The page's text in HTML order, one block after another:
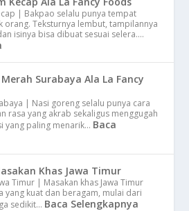
| Bakpao selalu punya tempat
orang. Teksturnya lembut, tampilannya
isinya bisa dibuat sesuai selera.…
Surabaya Ala La Fancy
| Nasi goreng selalu punya cara
rasa yang akrab sekaligus menggugah
yang paling menarik… Baca
Khas Jawa Timur
Timur | Masakan khas Jawa Timur
yang kuat dan beragam, mulai dari
sedikit… Baca Selengkapnya